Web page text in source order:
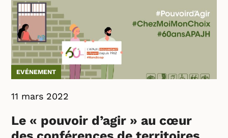
EVÉNEMENT
11 mars 2022
Le « pouvoir d’agir » au cœur